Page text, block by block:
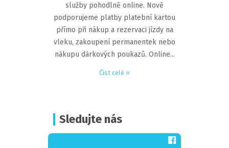
služby pohodlně online. Nově
podporujeme platby platební kartou
přímo při nákup a rezervaci jízdy na
vleku, zakoupení permanentek nebo
nákupu dárkových poukazů. Online...
Číst celé »
Sledujte nás